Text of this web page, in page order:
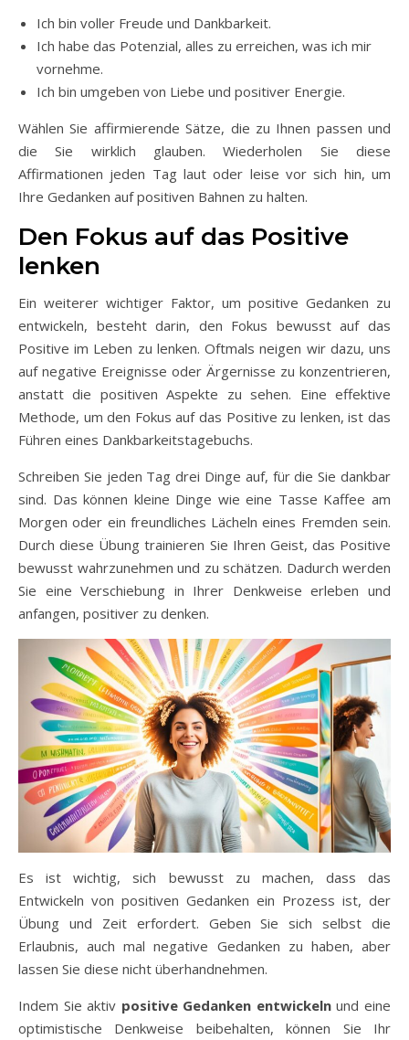
Ich bin voller Freude und Dankbarkeit.
Ich habe das Potenzial, alles zu erreichen, was ich mir
vornehme.
Ich bin umgeben von Liebe und positiver Energie.
Wählen Sie affirmierende Sätze, die zu Ihnen passen und
die Sie wirklich glauben. Wiederholen Sie diese
Affirmationen jeden Tag laut oder leise vor sich hin, um
Ihre Gedanken auf positiven Bahnen zu halten.
Den Fokus auf das Positive
lenken
Ein weiterer wichtiger Faktor, um positive Gedanken zu
entwickeln, besteht darin, den Fokus bewusst auf das
Positive im Leben zu lenken. Oftmals neigen wir dazu, uns
auf negative Ereignisse oder Ärgernisse zu konzentrieren,
anstatt die positiven Aspekte zu sehen. Eine effektive
Methode, um den Fokus auf das Positive zu lenken, ist das
Führen eines Dankbarkeitstagebuchs.
Schreiben Sie jeden Tag drei Dinge auf, für die Sie dankbar
sind. Das können kleine Dinge wie eine Tasse Kaffee am
Morgen oder ein freundliches Lächeln eines Fremden sein.
Durch diese Übung trainieren Sie Ihren Geist, das Positive
bewusst wahrzunehmen und zu schätzen. Dadurch werden
Sie eine Verschiebung in Ihrer Denkweise erleben und
anfangen, positiver zu denken.
Es ist wichtig, sich bewusst zu machen, dass das
Entwickeln von positiven Gedanken ein Prozess ist, der
Übung und Zeit erfordert. Geben Sie sich selbst die
Erlaubnis, auch mal negative Gedanken zu haben, aber
lassen Sie diese nicht überhandnehmen.
Indem Sie aktiv positive Gedanken entwickelnund eine
optimistische Denkweise beibehalten, können Sie Ihr